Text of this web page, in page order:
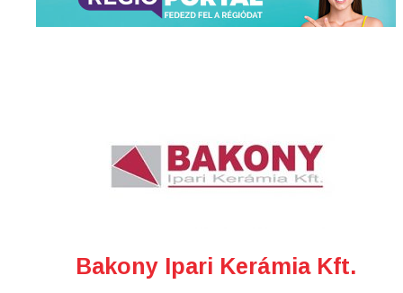
Bakony Ipari Kerámia Kft.